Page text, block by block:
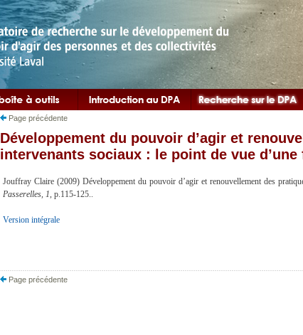
Page précédente
Développement du pouvoir d’agir et
intervenants sociaux : le point de vue
Jouffray Claire (2009) Développement du pouvoir d’agir et renouvellement des
Passerelles, 1, p.115-125..
Version intégrale
Page précédente